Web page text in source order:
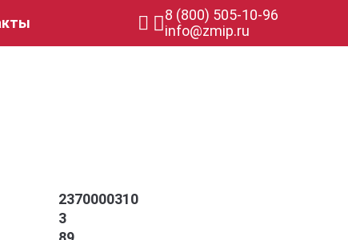
8 (800) 505-10-96
info@zmip.ru
2370000310
3